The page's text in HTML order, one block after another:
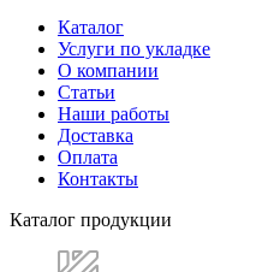
Каталог
Услуги по укладке
О компании
Статьи
Наши работы
Доставка
Оплата
Контакты
Каталог продукции